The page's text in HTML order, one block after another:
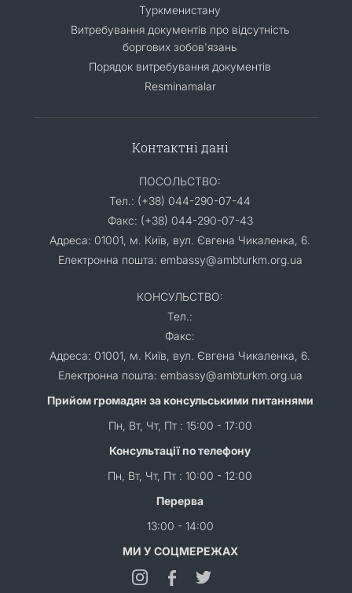
Туркменистану
Витребування документів про відсутність
боргових зобов'язань
Порядок витребування документів
Resminamalar
Контактні дані
ПОСОЛЬСТВО:
Тел.: (+38) 044-290-07-44
Факс: (+38) 044-290-07-43
Адреса: 01001, м. Київ, вул. Євгена Чикаленка, 6.
Електронна пошта: embassy@ambturkm.org.ua
КОНСУЛЬСТВО:
Тел.:
Факс:
Адреса: 01001, м. Київ, вул. Євгена Чикаленка, 6.
Електронна пошта: embassy@ambturkm.org.ua
Прийом громадян за консульськими питаннями
Пн, Вт, Чт, Пт : 15:00 - 17:00
Консультації по телефону
Пн, Вт, Чт, Пт : 10:00 - 12:00
Перерва
13:00 - 14:00
МИ У СОЦМЕРЕЖАХ